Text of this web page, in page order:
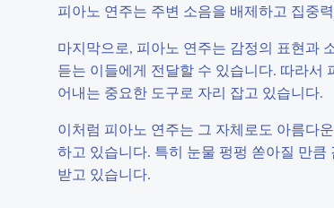
피아노 연주는 주변 소음을 배제하고 집중
마지막으로, 피아노 연주는 감정의 표현과
듣는 이들에게 전달할 수 있습니다. 따라서
어내는 중요한 도구로 자리 잡고 있습니다.
이처럼 피아노 연주는 그 자체로도 아름다
하고 있습니다. 특히 눈물 펑펑 쏟아질 만
받고 있습니다.